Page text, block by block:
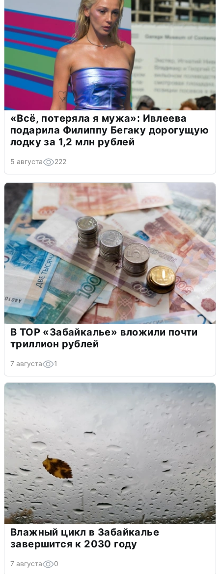
«Всё, потеряла я мужа»: Ивлеева
подарила Филиппу Бегаку дорогущую
лодку за 1,2 млн рублей
5 августа 222
В ТОР «Забайкалье» вложили почти
триллион рублей
7 августа 1
Влажный цикл в Забайкалье
завершится к 2030 году
7 августа 0